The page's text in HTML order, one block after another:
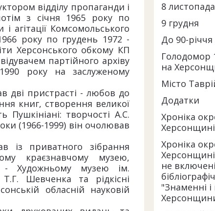
відділу пропаганди і
з січня 1965 року по
агітації Комсомольського
року по грудень 1972 -
Херсонського обкому КП
партійного архіву
року на заслуженому
дві пристрасті - любов до
книг, створення великої
Пушкініані: творчості А.С.
(1966-1999) він очолював
із приватного зібрання
краєзнавчому музею,
- Художньому музею ім.
Шевченка та рідкісні
обласній науковій
8 листопада
9 грудня
До 90-
Голодомор
на
Місто
Додатки
Хроніка
Херсонщині
Хроніка
Херсонщині
не
"Знаменні